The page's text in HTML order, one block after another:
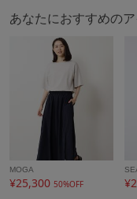
あなたにおすすめの
MOGA
¥25,300 50%OFF